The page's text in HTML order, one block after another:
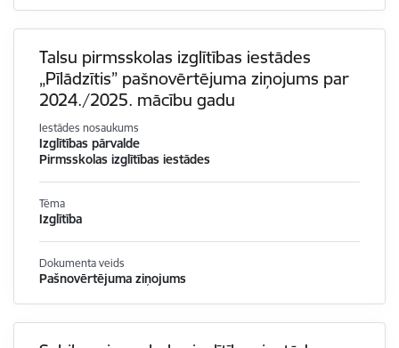
Talsu pirmsskolas izglītības iestādes
„Pīlādzītis” pašnovērtējuma ziņojums par
2024./2025. mācību gadu
Iestādes nosaukums
Izglītības pārvalde
Pirmsskolas izglītības iestādes
Tēma
Izglītība
Dokumenta veids
Pašnovērtējuma ziņojums